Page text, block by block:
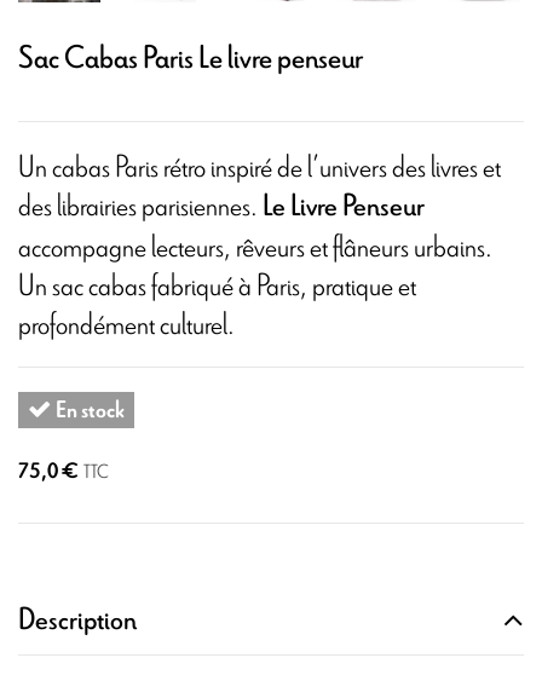
Sac Cabas Paris Le livre penseur
Un cabas Paris rétro inspiré de l’univers des livres et
des librairies parisiennes. Le Livre Penseur
accompagne lecteurs, rêveurs et flâneurs urbains.
Un sac cabas fabriqué à Paris, pratique et
profondément culturel.
En stock
75,0 € TTC
Description